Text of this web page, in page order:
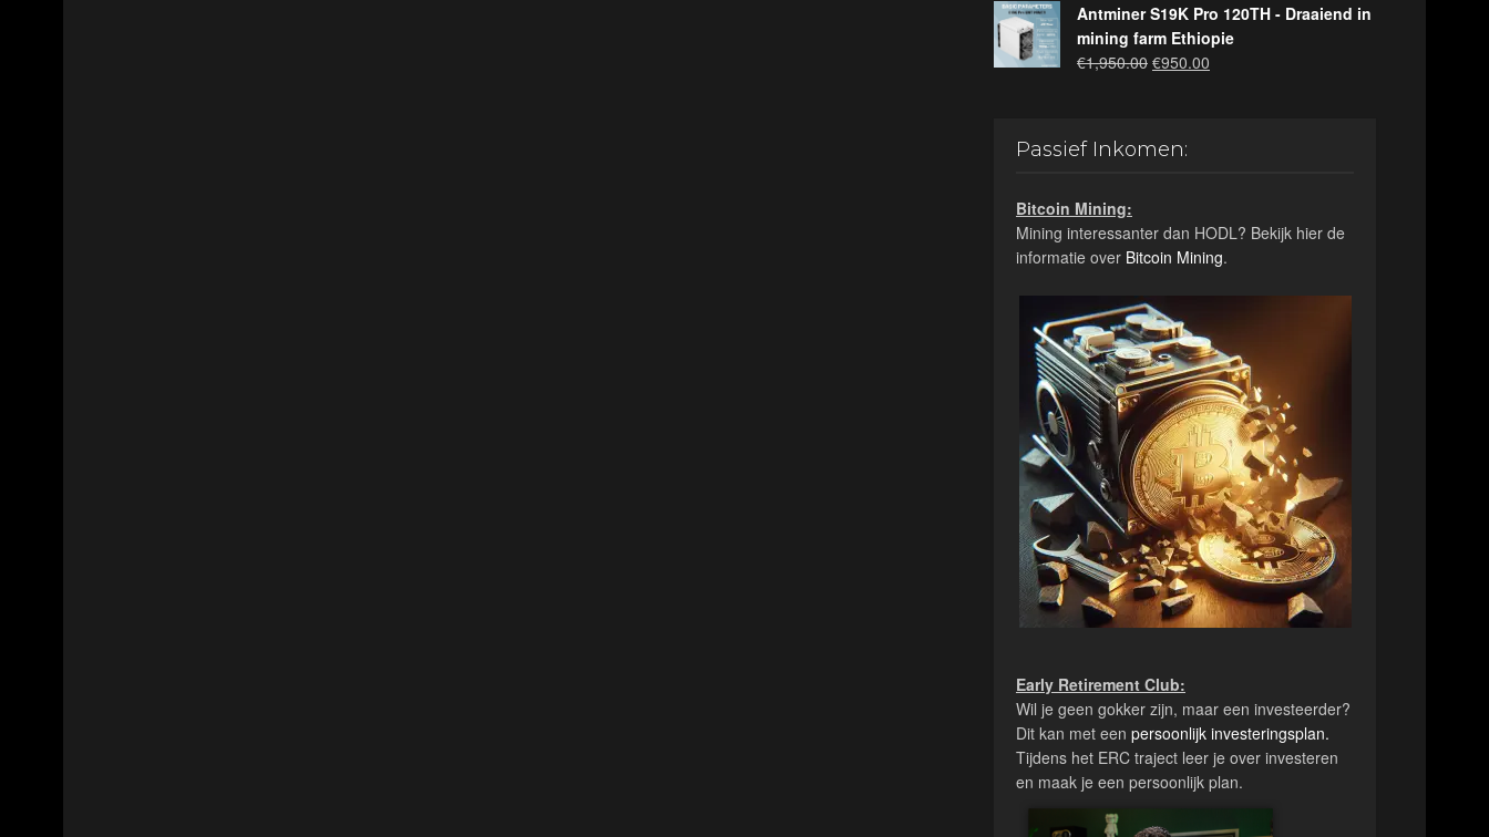
Antminer S19K Pro 120TH - Draaiend in
mining farm Ethiopie
€1,950.00 Oorspronkelijke
€950.00
Passief Inkomen:
Bitcoin Mining:
Mining interessanter dan HODL? Bekijk hier de
informatie over Bitcoin Mining.
Early Retirement Club:
Wil je geen gokker zijn, maar een investeerder?
Dit kan met een persoonlijk investeringsplan.
Tijdens het ERC traject leer je over investeren
en maak je een persoonlijk plan.